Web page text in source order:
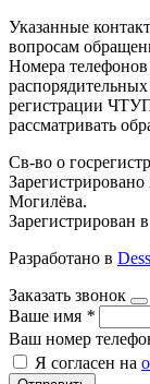
Указанные
вопросам
Номера
регистрации
рассматривать
Св-во о
Могилёва.
Зарегистрирован
Разработано в
Заказать звонок
Ваше имя *
Ваш номер
Я согласен на